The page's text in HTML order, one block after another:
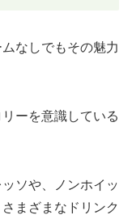
なしでもその魅力
ーを意識している
ソや、ノンホイッ
まざまなドリンク